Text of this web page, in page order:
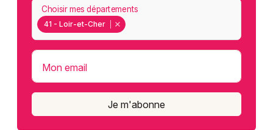
41 - Loir-et-Cher
Choisir mes départements
Mon email
Je m'abonne